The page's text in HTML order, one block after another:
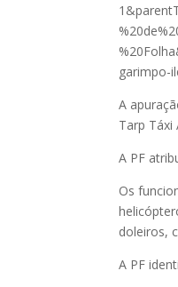
garimpo-
A
Tarp
A PF
Os
doleiros,
A PF